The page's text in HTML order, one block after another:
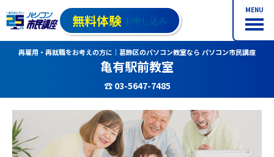
MENU
無料体験 お申し込み
再雇用・再就職をお考えの方に｜葛飾区のパソコン教室なら パソコン市民講座
亀有駅前教室
☎ 03-5647-7485